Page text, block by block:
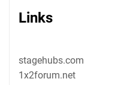
Links
stagehubs.com
1x2forum.net